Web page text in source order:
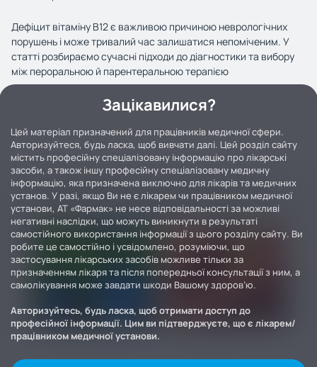
Дефіцит вітаміну B12 є важливою причиною неврологічних
порушень і може тривалий час залишатися непоміченим. У
статті розбираємо сучасні підходи до діагностики та вибору
між пероральною й парентеральною терапією
Зацікавилися?
Цей матеріал призначений для працівників медичної сфери.
Авторизуйтеся, будь ласка, щоб вивчати далі. Цей розділ сайту
містить професійну спеціалізовану інформацію про лікарські
засоби, а також іншу професійну спеціалізовану медичну
інформацію, яка призначена виключно для лікарів та медичних
установ. У разі, якщо Ви не є лікарем чи працівником медичної
установи, АТ «Фармак» не несе відповідальності за можливі
негативні наслідки, що можуть виникнути в результаті
самостійного використання інформації з цього розділу сайту. Ви
робите це самостійно і усвідомлено, розуміючи, що
застосування лікарських засобів можливе тільки за
призначенням лікаря та після попередньої консультації з ним, а
самолікування може завдати шкоди Вашому здоров’ю.
Авторизуйтесь, будь ласка, щоб отримати доступ до
професійної інформації. Цим ви підтверджуєте, що є лікарем/
працівником медичної установи.